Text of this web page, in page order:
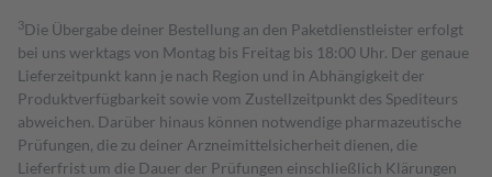
3Die Übergabe deiner Bestellung an den Paketdienstleister erfolgt
bei uns werktags von Montag bis Freitag bis 18:00 Uhr. Der genaue
Lieferzeitpunkt kann je nach Region und in Abhängigkeit der
Produktverfügbarkeit sowie vom Zustellzeitpunkt des Spediteurs
abweichen. Darüber hinaus können notwendige pharmazeutische
Prüfungen, die zu deiner Arzneimittelsicherheit dienen, die
Lieferfrist um die Dauer der Prüfungen einschließlich Klärungen